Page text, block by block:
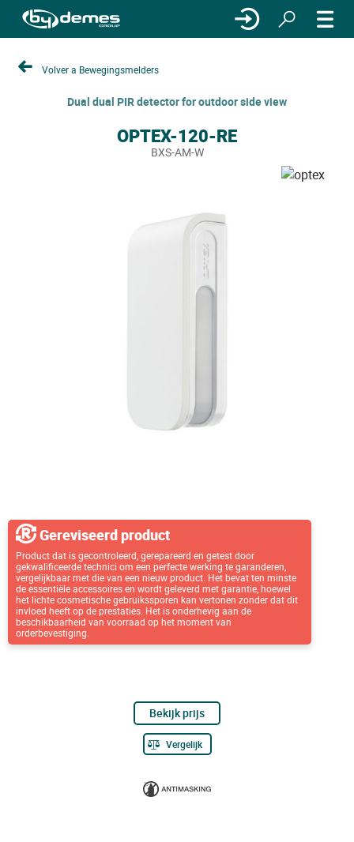
Volver a Bewegingsmelders
Dual dual PIR detector for outdoor side view
OPTEX-120-RE
BXS-AM-W
Gereviseerd product
Product dat is gecontroleerd, gerepareerd en getest door
gekwalificeerde technici om een perfecte werking te garanderen,
vergelijkbaar met die van een nieuw product. Het bevat ten minste
de essentiële accessoires en wordt geleverd met garantie, hoewel
het lichte cosmetische gebruikssporen kan vertonen zonder dat dit
invloed heeft op de prestaties. Het is onderhevig aan de
beschikbaarheid van voorraad op het moment van
orderbevestiging.
Bekijk prijs
Vergelijk